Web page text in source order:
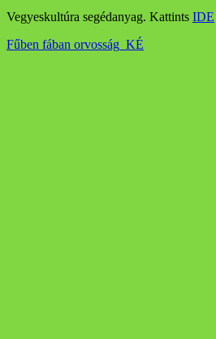
Vegyeskultúra segédanyag. Kattints IDE
Fűben fában orvosság_KÉ